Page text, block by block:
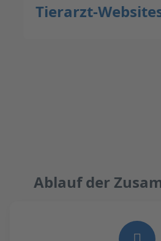
Tierarzt-
Ablauf der